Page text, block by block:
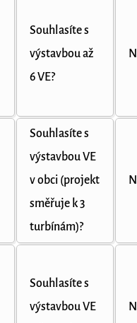
Souhlasíte s
výstavbou až
6 VE?
Souhlasíte s
výstavbou VE
v obci (projekt
směřuje k 3
turbínám)?
Souhlasíte s
výstavbou VE